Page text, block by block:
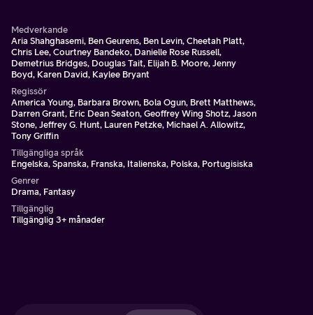
Medverkande
Aria Shahghasemi, Ben Geurens, Ben Levin, Cheetah Platt,
Chris Lee, Courtney Bandeko, Danielle Rose Russell,
Demetrius Bridges, Douglas Tait, Elijah B. Moore, Jenny
Boyd, Karen David, Kaylee Bryant
Regissör
America Young, Barbara Brown, Bola Ogun, Brett Matthews,
Darren Grant, Eric Dean Seaton, Geoffrey Wing Shotz, Jason
Stone, Jeffrey G. Hunt, Lauren Petzke, Michael A. Allowitz,
Tony Griffin
Tillgängliga språk
Engelska, Spanska, Franska, Italienska, Polska, Portugisiska
Genrer
Drama, Fantasy
Tillgänglig
Tillgänglig 3+ månader